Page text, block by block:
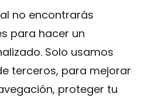
no encontrarás
para hacer un
Solo usamos
terceros, para mejorar
proteger tu